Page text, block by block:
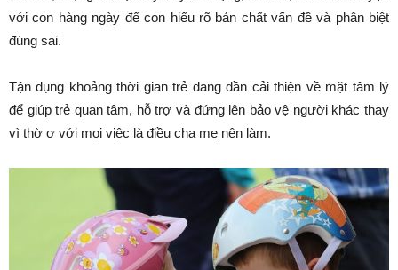
với con hàng ngày để con hiểu rõ bản chất vấn đề và phân biệt
đúng sai.
Tận dụng khoảng thời gian trẻ đang dần cải thiện về mặt tâm lý
để giúp trẻ quan tâm, hỗ trợ và đứng lên bảo vệ người khác thay
vì thờ ơ với mọi việc là điều cha mẹ nên làm.